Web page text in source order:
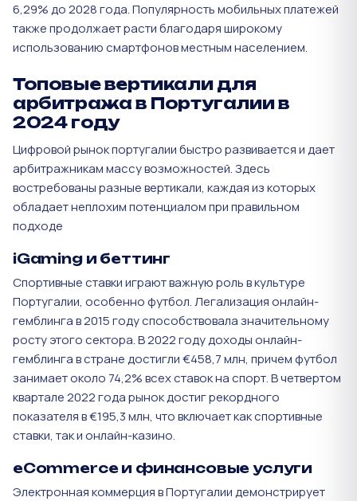
6,29% до 2028 года​. Популярность мобильных платежей
также продолжает расти благодаря широкому
использованию смартфонов местным населением.
Топовые вертикали для
арбитража в Португалии в
2024 году
Цифровой рынок португалии быстро развивается и дает
арбитражникам массу возможностей. Здесь
востребованы разные вертикали, каждая из которых
обладает неплохим потенциалом при правильном
подходе
iGaming и беттинг
Спортивные ставки играют важную роль в культуре
Португалии, особенно футбол. Легализация онлайн-
гемблинга в 2015 году способствовала значительному
росту этого сектора. В 2022 году доходы онлайн-
гемблинга в стране достигли €458,7 млн, причем футбол
занимает около 74,2% всех ставок на спорт. В четвертом
квартале 2022 года рынок достиг рекордного
показателя в €195,3 млн, что включает как спортивные
ставки, так и онлайн-казино​.
eCommerce и финансовые услуги
Электронная коммерция в Португалии демонстрирует